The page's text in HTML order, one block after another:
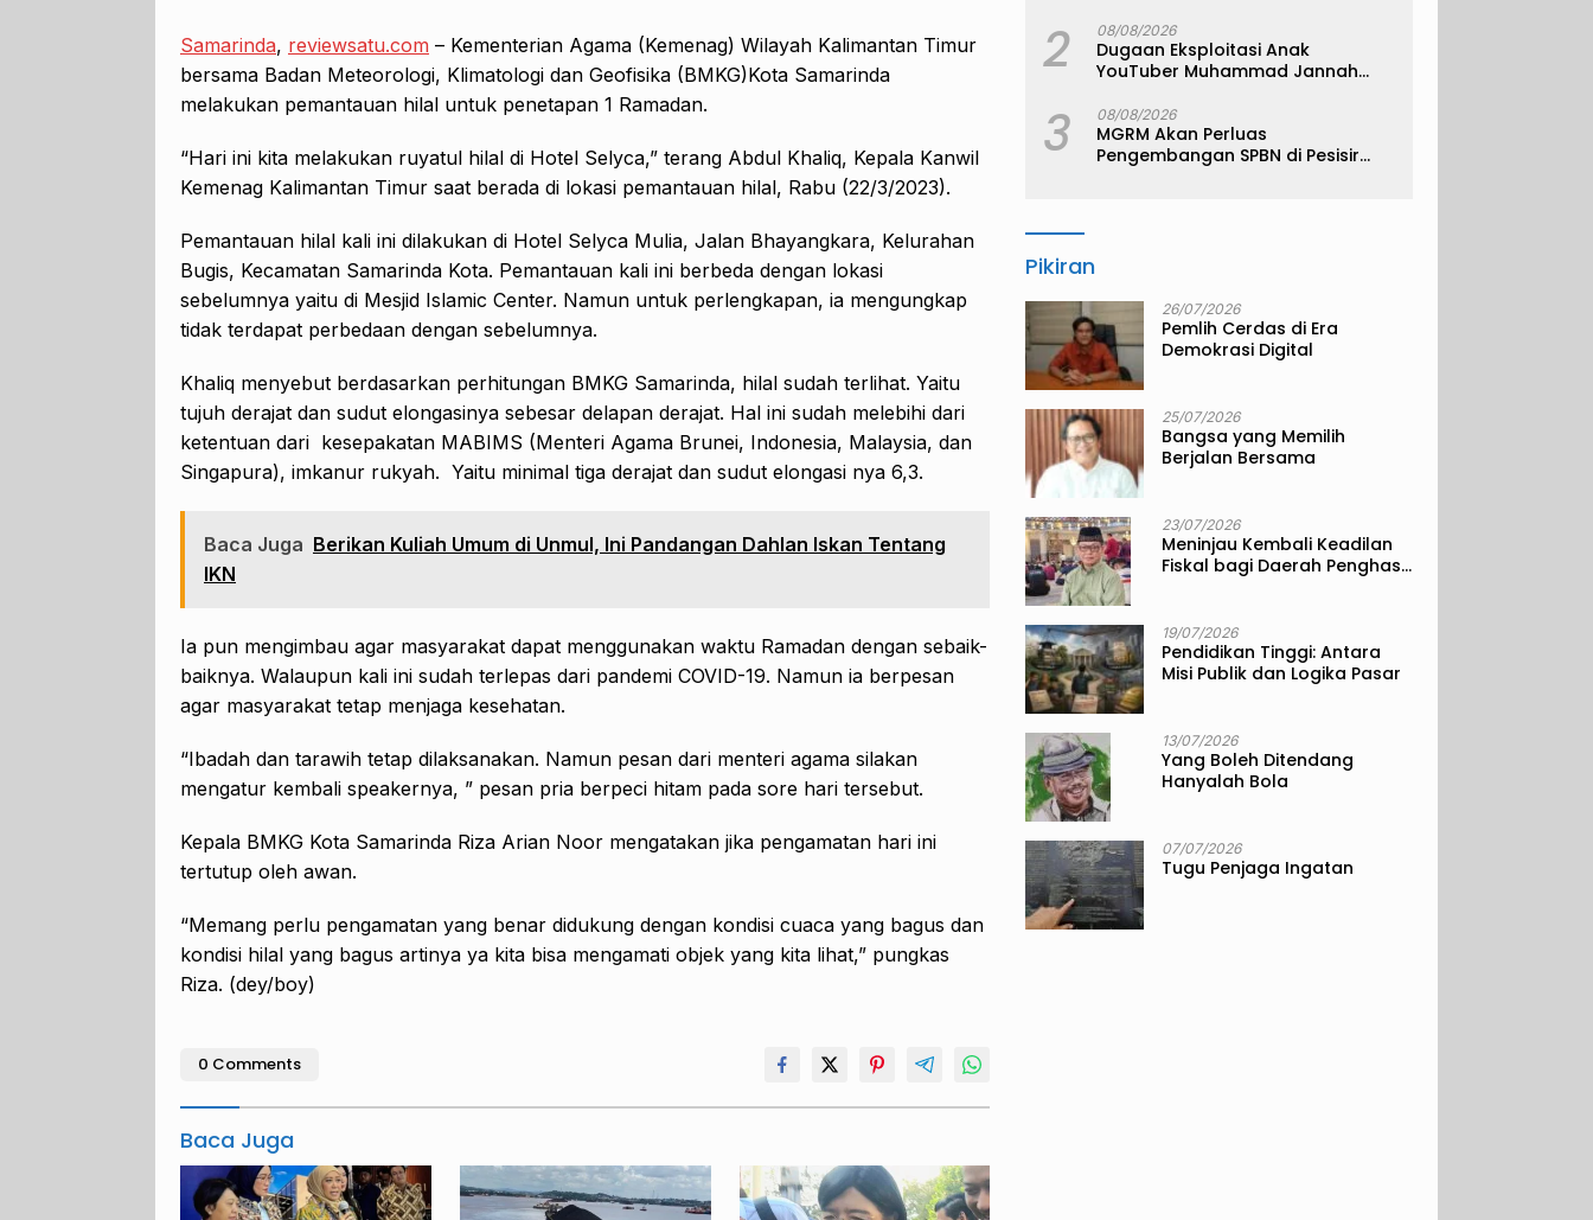
Samarinda, reviewsatu.com – Kementerian Agama (Kemenag) Wilayah Kalimantan Timur
bersama Badan Meteorologi, Klimatologi dan Geofisika (BMKG)Kota Samarinda
melakukan pemantauan hilal untuk penetapan 1 Ramadan.
“Hari ini kita melakukan ruyatul hilal di Hotel Selyca,” terang Abdul Khaliq, Kepala Kanwil
Kemenag Kalimantan Timur saat berada di lokasi pemantauan hilal, Rabu (22/3/2023).
Pemantauan hilal kali ini dilakukan di Hotel Selyca Mulia, Jalan Bhayangkara, Kelurahan
Bugis, Kecamatan Samarinda Kota. Pemantauan kali ini berbeda dengan lokasi
sebelumnya yaitu di Mesjid Islamic Center. Namun untuk perlengkapan, ia mengungkap
tidak terdapat perbedaan dengan sebelumnya.
Khaliq menyebut berdasarkan perhitungan BMKG Samarinda, hilal sudah terlihat. Yaitu
tujuh derajat dan sudut elongasinya sebesar delapan derajat. Hal ini sudah melebihi dari
ketentuan dari kesepakatan MABIMS (Menteri Agama Brunei, Indonesia, Malaysia, dan
Singapura), imkanur rukyah. Yaitu minimal tiga derajat dan sudut elongasi nya 6,3.
Baca Juga Berikan Kuliah Umum di Unmul, Ini Pandangan Dahlan Iskan Tentang
IKN
Ia pun mengimbau agar masyarakat dapat menggunakan waktu Ramadan dengan sebaik-
baiknya. Walaupun kali ini sudah terlepas dari pandemi COVID-19. Namun ia berpesan
agar masyarakat tetap menjaga kesehatan.
“Ibadah dan tarawih tetap dilaksanakan. Namun pesan dari menteri agama silakan
mengatur kembali speakernya, ” pesan pria berpeci hitam pada sore hari tersebut.
Kepala BMKG Kota Samarinda Riza Arian Noor mengatakan jika pengamatan hari ini
tertutup oleh awan.
“Memang perlu pengamatan yang benar didukung dengan kondisi cuaca yang bagus dan
kondisi hilal yang bagus artinya ya kita bisa mengamati objek yang kita lihat,” pungkas
Riza. (dey/boy)
0 Comments
Baca Juga
2 08/08/2026
Dugaan Eksploitasi Anak
YouTuber Muhammad Jannah
3 08/08/2026
MGRM Akan Perluas
Pengembangan SPBN di Pesisir
Pikiran
26/07/2026
Pemlih Cerdas di Era
Demokrasi Digital
25/07/2026
Bangsa yang Memilih
Berjalan Bersama
23/07/2026
Meninjau Kembali Keadilan
Fiskal bagi Daerah Penghasil
19/07/2026
Pendidikan Tinggi: Antara
Misi Publik dan Logika Pasar
13/07/2026
Yang Boleh Ditendang
Hanyalah Bola
07/07/2026
Tugu Penjaga Ingatan